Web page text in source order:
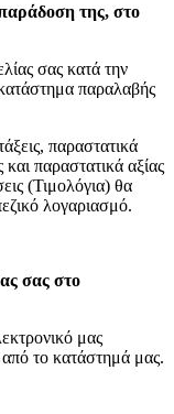
της, στο
σας κατά την
παραλαβής
παραστατικά
παραστατικά αξίας
(Τιμολόγια) θα
λογαριασμό.
σας στο
μας
το κατάστημά μας.